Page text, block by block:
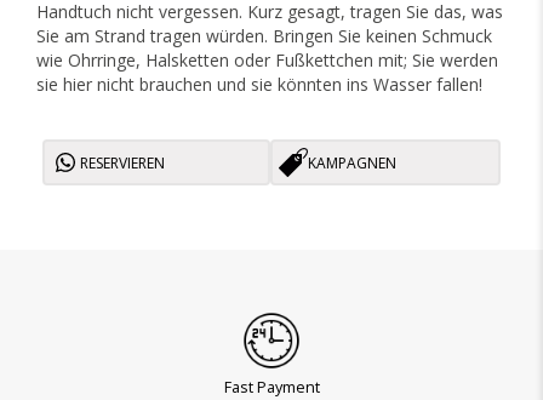
Handtuch nicht vergessen. Kurz gesagt, tragen Sie das, was
Sie am Strand tragen würden. Bringen Sie keinen Schmuck
wie Ohrringe, Halsketten oder Fußkettchen mit; Sie werden
sie hier nicht brauchen und sie könnten ins Wasser fallen!
RESERVIEREN KAMPAGNEN
Fast Payment